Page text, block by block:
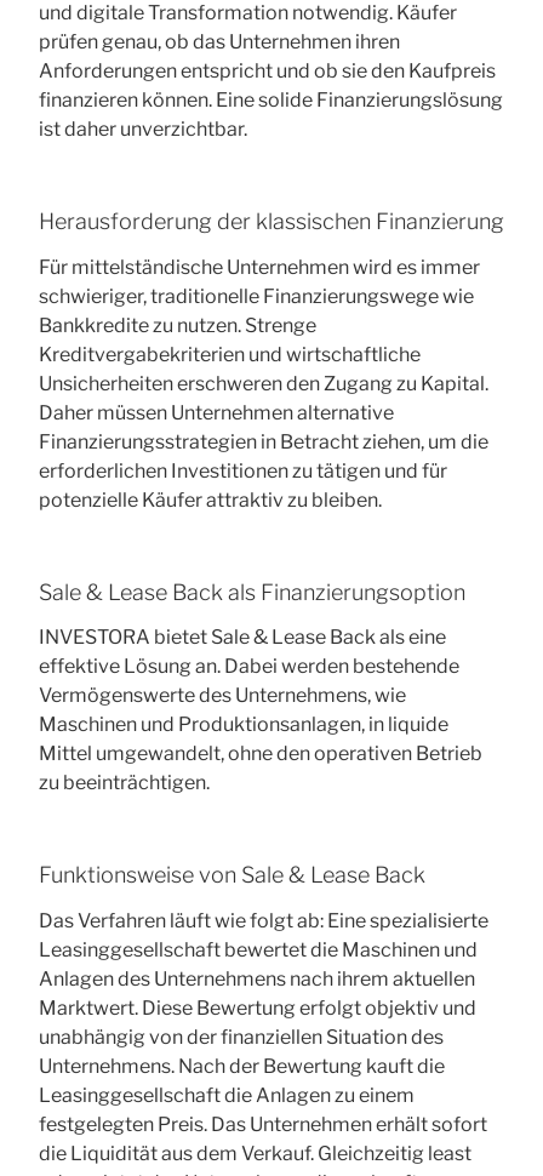
und digitale Transformation notwendig. Käufer
prüfen genau, ob das Unternehmen ihren
Anforderungen entspricht und ob sie den Kaufpreis
finanzieren können. Eine solide Finanzierungslösung
ist daher unverzichtbar.
Herausforderung der klassischen Finanzierung
Für mittelständische Unternehmen wird es immer
schwieriger, traditionelle Finanzierungswege wie
Bankkredite zu nutzen. Strenge
Kreditvergabekriterien und wirtschaftliche
Unsicherheiten erschweren den Zugang zu Kapital.
Daher müssen Unternehmen alternative
Finanzierungsstrategien in Betracht ziehen, um die
erforderlichen Investitionen zu tätigen und für
potenzielle Käufer attraktiv zu bleiben.
Sale & Lease Back als Finanzierungsoption
INVESTORA bietet Sale & Lease Back als eine
effektive Lösung an. Dabei werden bestehende
Vermögenswerte des Unternehmens, wie
Maschinen und Produktionsanlagen, in liquide
Mittel umgewandelt, ohne den operativen Betrieb
zu beeinträchtigen.
Funktionsweise von Sale & Lease Back
Das Verfahren läuft wie folgt ab: Eine spezialisierte
Leasinggesellschaft bewertet die Maschinen und
Anlagen des Unternehmens nach ihrem aktuellen
Marktwert. Diese Bewertung erfolgt objektiv und
unabhängig von der finanziellen Situation des
Unternehmens. Nach der Bewertung kauft die
Leasinggesellschaft die Anlagen zu einem
festgelegten Preis. Das Unternehmen erhält sofort
die Liquidität aus dem Verkauf. Gleichzeitig least